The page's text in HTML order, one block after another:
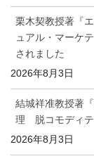
栗木契教授著『
ュアル・マーケ
されました
2026年8月3日
結城祥准教授著
理 脱コモディテ
2026年8月3日